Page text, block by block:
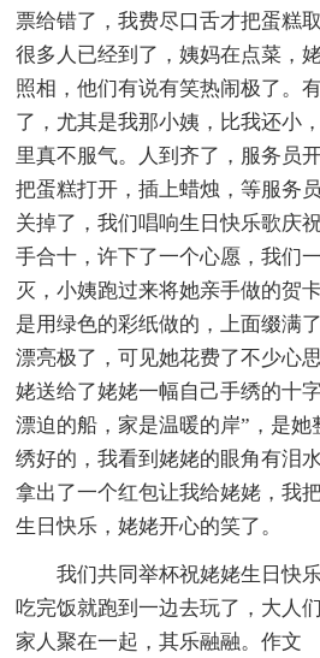
票给错了，我费尽口舌才把蛋糕
很多人已经到了，姨妈在点菜，
照相，他们有说有笑热闹极了。
了，尤其是我那小姨，比我还小
里真不服气。人到齐了，服务员
把蛋糕打开，插上蜡烛，等服务
关掉了，我们唱响生日快乐歌庆
手合十，许下了一个心愿，我们
灭，小姨跑过来将她亲手做的贺
是用绿色的彩纸做的，上面缀满
漂亮极了，可见她花费了不少心
姥送给了姥姥一幅自己手绣的十
漂迫的船，家是温暖的岸”，是
绣好的，我看到姥姥的眼角有泪
拿出了一个红包让我给姥姥，我
生日快乐，姥姥开心的笑了。
我们共同举杯祝姥姥生日快
吃完饭就跑到一边去玩了，大人
家人聚在一起，其乐融融。作文